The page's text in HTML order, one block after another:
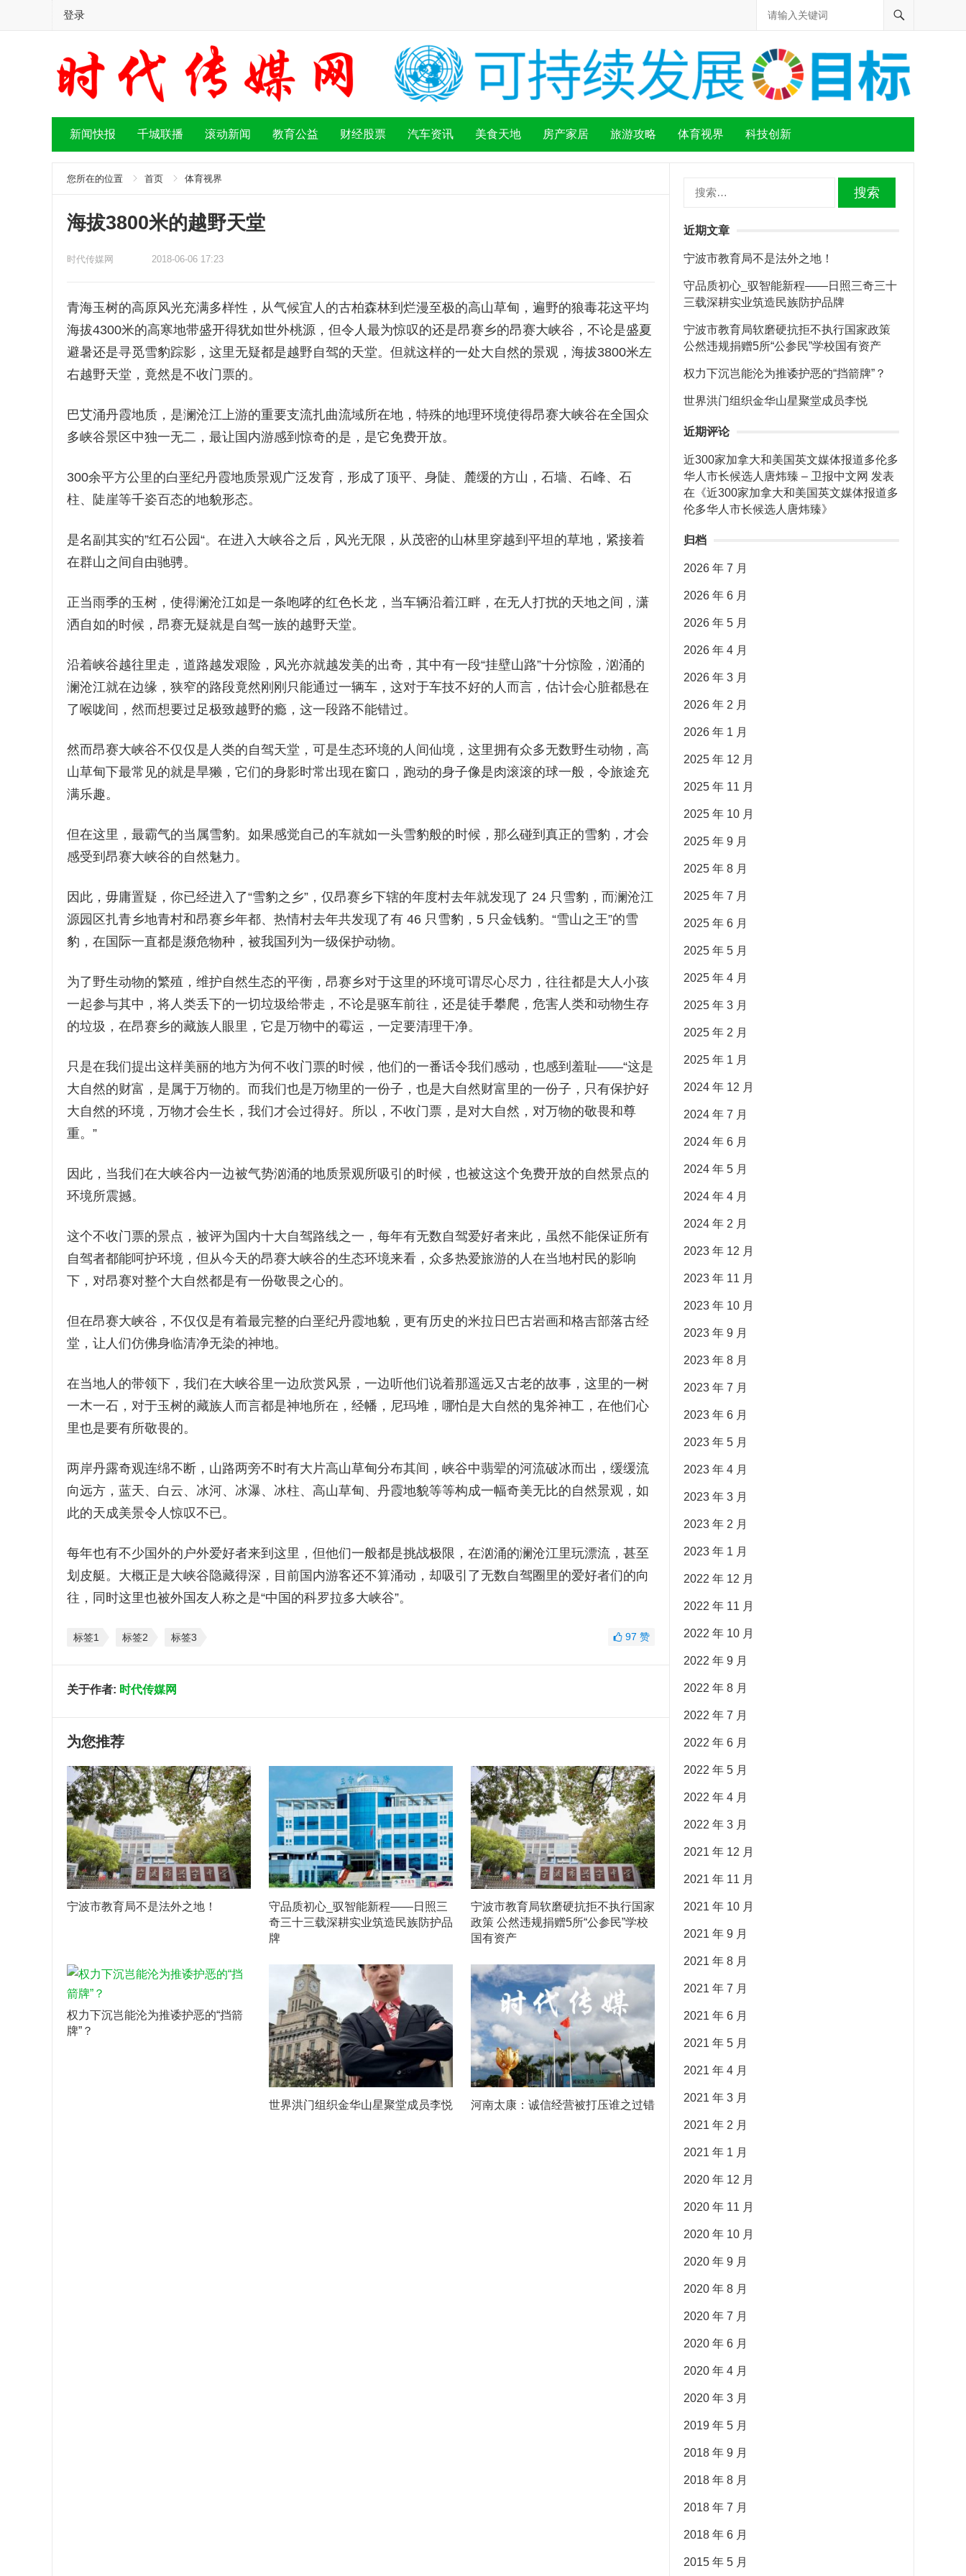
登录
新闻快报 千城联播 滚动新闻 教育公益 财经股票 汽车资讯 美食天地 房产家居 旅游攻略 体育视界 科技创新
您所在的位置 首页 体育视界
海拔3800米的越野天堂
时代传媒网 2018-06-06 17:23
青海玉树的高原风光充满多样性，从气候宜人的古柏森林到烂漫至极的高山草甸，遍野的狼毒花这平均
海拔4300米的高寒地带盛开得犹如世外桃源，但令人最为惊叹的还是昂赛乡的昂赛大峡谷，不论是盛夏
避暑还是寻觅雪豹踪影，这里无疑都是越野自驾的天堂。但就这样的一处大自然的景观，海拔3800米左
右越野天堂，竟然是不收门票的。
巴艾涌丹霞地质，是澜沧江上游的重要支流扎曲流域所在地，特殊的地理环境使得昂赛大峡谷在全国众
多峡谷景区中独一无二，最让国内游感到惊奇的是，是它免费开放。
300余平方公里的白垩纪丹霞地质景观广泛发育，形成了顶平、身陡、麓缓的方山，石墙、石峰、石
柱、陡崖等千姿百态的地貌形态。
是名副其实的”红石公园“。在进入大峡谷之后，风光无限，从茂密的山林里穿越到平坦的草地，紧接着
在群山之间自由驰骋。
正当雨季的玉树，使得澜沧江如是一条咆哮的红色长龙，当车辆沿着江畔，在无人打扰的天地之间，潇
洒自如的时候，昂赛无疑就是自驾一族的越野天堂。
沿着峡谷越往里走，道路越发艰险，风光亦就越发美的出奇，其中有一段“挂壁山路”十分惊险，汹涌的
澜沧江就在边缘，狭窄的路段竟然刚刚只能通过一辆车，这对于车技不好的人而言，估计会心脏都悬在
了喉咙间，然而想要过足极致越野的瘾，这一段路不能错过。
然而昂赛大峡谷不仅仅是人类的自驾天堂，可是生态环境的人间仙境，这里拥有众多无数野生动物，高
山草甸下最常见的就是旱獭，它们的身影时常出现在窗口，跑动的身子像是肉滚滚的球一般，令旅途充
满乐趣。
但在这里，最霸气的当属雪豹。如果感觉自己的车就如一头雪豹般的时候，那么碰到真正的雪豹，才会
感受到昂赛大峡谷的自然魅力。
因此，毋庸置疑，你已经进入了“雪豹之乡”，仅昂赛乡下辖的年度村去年就发现了 24 只雪豹，而澜沧江
源园区扎青乡地青村和昂赛乡年都、热情村去年共发现了有 46 只雪豹，5 只金钱豹。“雪山之王”的雪
豹，在国际一直都是濒危物种，被我国列为一级保护动物。
为了野生动物的繁殖，维护自然生态的平衡，昂赛乡对于这里的环境可谓尽心尽力，往往都是大人小孩
一起参与其中，将人类丢下的一切垃圾给带走，不论是驱车前往，还是徒手攀爬，危害人类和动物生存
的垃圾，在昂赛乡的藏族人眼里，它是万物中的霉运，一定要清理干净。
只是在我们提出这样美丽的地方为何不收门票的时候，他们的一番话令我们感动，也感到羞耻——“这是
大自然的财富，是属于万物的。而我们也是万物里的一份子，也是大自然财富里的一份子，只有保护好
大自然的环境，万物才会生长，我们才会过得好。所以，不收门票，是对大自然，对万物的敬畏和尊
重。”
因此，当我们在大峡谷内一边被气势汹涌的地质景观所吸引的时候，也被这这个免费开放的自然景点的
环境所震撼。
这个不收门票的景点，被评为国内十大自驾路线之一，每年有无数自驾爱好者来此，虽然不能保证所有
自驾者都能呵护环境，但从今天的昂赛大峡谷的生态环境来看，众多热爱旅游的人在当地村民的影响
下，对昂赛对整个大自然都是有一份敬畏之心的。
但在昂赛大峡谷，不仅仅是有着最完整的白垩纪丹霞地貌，更有历史的米拉日巴古岩画和格吉部落古经
堂，让人们仿佛身临清净无染的神地。
在当地人的带领下，我们在大峡谷里一边欣赏风景，一边听他们说着那遥远又古老的故事，这里的一树
一木一石，对于玉树的藏族人而言都是神地所在，经幡，尼玛堆，哪怕是大自然的鬼斧神工，在他们心
里也是要有所敬畏的。
两岸丹露奇观连绵不断，山路两旁不时有大片高山草甸分布其间，峡谷中翡翚的河流破冰而出，缓缓流
向远方，蓝天、白云、冰河、冰瀑、冰柱、高山草甸、丹霞地貌等等构成一幅奇美无比的自然景观，如
此的天成美景令人惊叹不已。
每年也有不少国外的户外爱好者来到这里，但他们一般都是挑战极限，在汹涌的澜沧江里玩漂流，甚至
划皮艇。大概正是大峡谷隐藏得深，目前国内游客还不算涌动，却吸引了无数自驾圈里的爱好者们的向
往，同时这里也被外国友人称之是“中国的科罗拉多大峡谷”。
标签1 标签2 标签3 97 赞
关于作者: 时代传媒网
为您推荐
宁波市教育局不是法外之地！
守品质初心_驭智能新程——日照三
奇三十三载深耕实业筑造民族防护品
牌
宁波市教育局软磨硬抗拒不执行国家
政策 公然违规捐赠5所“公参民”学校
国有资产
权力下沉岂能沦为推诿护恶的“挡箭
牌”？
世界洪门组织金华山星聚堂成员李悦 河南太康：诚信经营被打压谁之过错
近期文章
宁波市教育局不是法外之地！
守品质初心_驭智能新程——日照三奇三十
三载深耕实业筑造民族防护品牌
宁波市教育局软磨硬抗拒不执行国家政策
公然违规捐赠5所“公参民”学校国有资产
权力下沉岂能沦为推诿护恶的“挡箭牌”？
世界洪门组织金华山星聚堂成员李悦
近期评论
近300家加拿大和美国英文媒体报道多伦多
华人市长候选人唐炜臻 – 卫报中文网 发表
在《近300家加拿大和美国英文媒体报道多
伦多华人市长候选人唐炜臻》
归档
2026 年 7 月
2026 年 6 月
2026 年 5 月
2026 年 4 月
2026 年 3 月
2026 年 2 月
2026 年 1 月
2025 年 12 月
2025 年 11 月
2025 年 10 月
2025 年 9 月
2025 年 8 月
2025 年 7 月
2025 年 6 月
2025 年 5 月
2025 年 4 月
2025 年 3 月
2025 年 2 月
2025 年 1 月
2024 年 12 月
2024 年 7 月
2024 年 6 月
2024 年 5 月
2024 年 4 月
2024 年 2 月
2023 年 12 月
2023 年 11 月
2023 年 10 月
2023 年 9 月
2023 年 8 月
2023 年 7 月
2023 年 6 月
2023 年 5 月
2023 年 4 月
2023 年 3 月
2023 年 2 月
2023 年 1 月
2022 年 12 月
2022 年 11 月
2022 年 10 月
2022 年 9 月
2022 年 8 月
2022 年 7 月
2022 年 6 月
2022 年 5 月
2022 年 4 月
2022 年 3 月
2021 年 12 月
2021 年 11 月
2021 年 10 月
2021 年 9 月
2021 年 8 月
2021 年 7 月
2021 年 6 月
2021 年 5 月
2021 年 4 月
2021 年 3 月
2021 年 2 月
2021 年 1 月
2020 年 12 月
2020 年 11 月
2020 年 10 月
2020 年 9 月
2020 年 8 月
2020 年 7 月
2020 年 6 月
2020 年 4 月
2020 年 3 月
2019 年 5 月
2018 年 9 月
2018 年 8 月
2018 年 7 月
2018 年 6 月
2015 年 5 月